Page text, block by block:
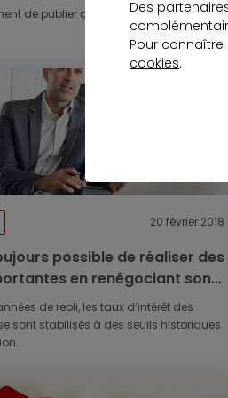
de publier conjointement une étude
20 février 2018
possible de réaliser des
en renégociant son
de repli, les taux d’intérêt des
sont stabilisés à des seuils historiques.
Des
Pour
cookies.